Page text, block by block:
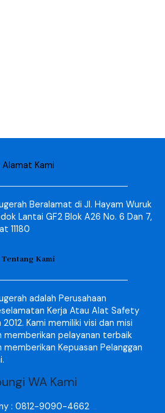
Alamat Kami
Beralamat di Jl. Hayam Wuruk
Lantai GF2 Blok A26 No. 6 Dan 7,
11180
Tentang Kami
adalah Perusahaan
Kerja Atau Alat Safety
Kami memiliki visi dan misi
memberikan pelayanan terbaik
Kepuasan Pelanggan
WA Kami
: 0812-9090-4662